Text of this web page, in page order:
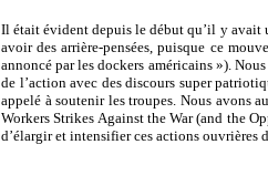
Il était évident depuis le début qu’il y avait
avoir des arrière-pensées, puisque ce
annoncé par les dockers américains »).
de l’action avec des discours super
appelé à soutenir les troupes. Nous avons
Workers Strikes Against the War (and the
d’élargir et intensifier ces actions